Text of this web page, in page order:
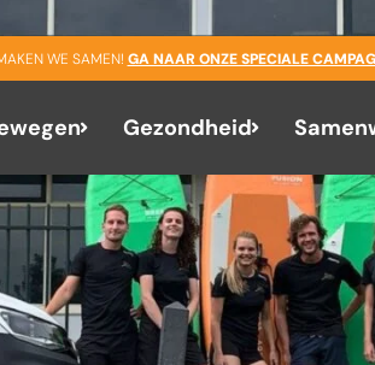
WE SAMEN! GA NAAR ONZE SPECIALE
Gezondheid